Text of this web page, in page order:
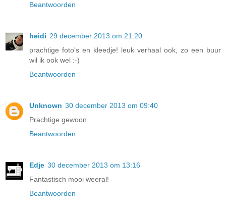
Beantwoorden
heidi 29 december 2013 om 21:20
prachtige foto's en kleedje! leuk verhaal ook, zo een buur
wil ik ook wel :-)
Beantwoorden
Unknown 30 december 2013 om 09:40
Prachtige gewoon
Beantwoorden
Edje 30 december 2013 om 13:16
Fantastisch mooi weeral!
Beantwoorden